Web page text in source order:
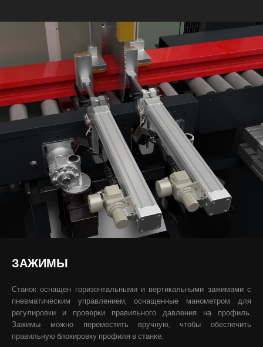
ЗАЖИМЫ
Станок оснащен горизонтальными и вертикальными зажимами с
пневматическим управлением, оснащенные манометром для
регулировки и проверки правильного давления на профиль.
Зажимы можно переместить вручную, чтобы обеспечить
правильную блокировку профиля в станке.